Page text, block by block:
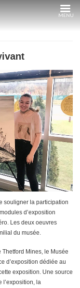
souligner la participation
d’exposition
Les deux oeuvres
du musée.
Mines, le Musée
d’exposition dédiée au
exposition. Une source
l’exposition, la